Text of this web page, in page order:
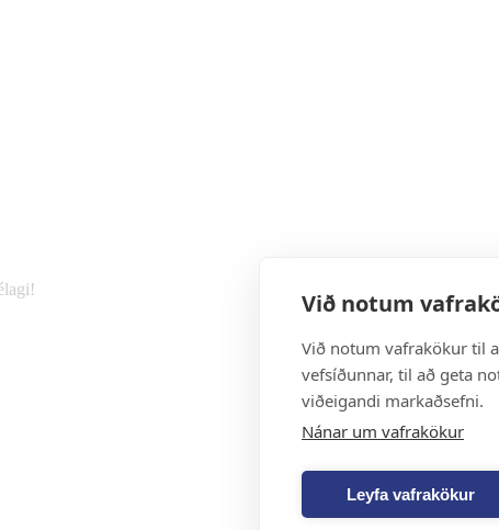
Við notum
Við notum vafrakökur til
vefsíðunnar, til að geta
viðeigandi markaðsefni.
Nánar um vafrakökur
Leyfa vafrakökur